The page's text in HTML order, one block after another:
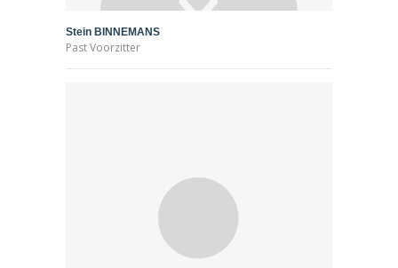
Stein BINNEMANS
Past Voorzitter